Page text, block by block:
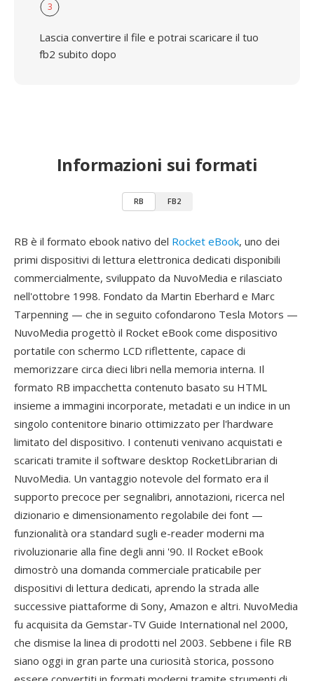
3
Lascia convertire il file e potrai scaricare il tuo
fb2 subito dopo
Informazioni sui formati
RB FB2
RB è il formato ebook nativo del Rocket eBook, uno dei
primi dispositivi di lettura elettronica dedicati disponibili
commercialmente, sviluppato da NuvoMedia e rilasciato
nell'ottobre 1998. Fondato da Martin Eberhard e Marc
Tarpenning — che in seguito cofondarono Tesla Motors —
NuvoMedia progettò il Rocket eBook come dispositivo
portatile con schermo LCD riflettente, capace di
memorizzare circa dieci libri nella memoria interna. Il
formato RB impacchetta contenuto basato su HTML
insieme a immagini incorporate, metadati e un indice in un
singolo contenitore binario ottimizzato per l'hardware
limitato del dispositivo. I contenuti venivano acquistati e
scaricati tramite il software desktop RocketLibrarian di
NuvoMedia. Un vantaggio notevole del formato era il
supporto precoce per segnalibri, annotazioni, ricerca nel
dizionario e dimensionamento regolabile dei font —
funzionalità ora standard sugli e-reader moderni ma
rivoluzionarie alla fine degli anni '90. Il Rocket eBook
dimostrò una domanda commerciale praticabile per
dispositivi di lettura dedicati, aprendo la strada alle
successive piattaforme di Sony, Amazon e altri. NuvoMedia
fu acquisita da Gemstar-TV Guide International nel 2000,
che dismise la linea di prodotti nel 2003. Sebbene i file RB
siano oggi in gran parte una curiosità storica, possono